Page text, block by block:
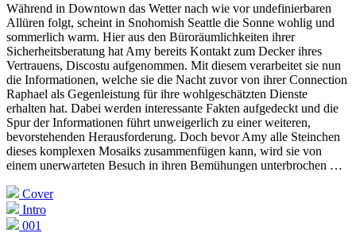
Während in Downtown das Wetter nach wie vor undefinierbaren
Allüren folgt, scheint in Snohomish Seattle die Sonne wohlig und
sommerlich warm. Hier aus den Büroräumlichkeiten ihrer
Sicherheitsberatung hat Amy bereits Kontakt zum Decker ihres
Vertrauens, Discostu aufgenommen. Mit diesem verarbeitet sie nun
die Informationen, welche sie die Nacht zuvor von ihrer Connection
Raphael als Gegenleistung für ihre wohlgeschätzten Dienste
erhalten hat. Dabei werden interessante Fakten aufgedeckt und die
Spur der Informationen führt unweigerlich zu einer weiteren,
bevorstehenden Herausforderung. Doch bevor Amy alle Steinchen
dieses komplexen Mosaiks zusammenfügen kann, wird sie von
einem unerwarteten Besuch in ihren Bemühungen unterbrochen …
Cover
Intro
001